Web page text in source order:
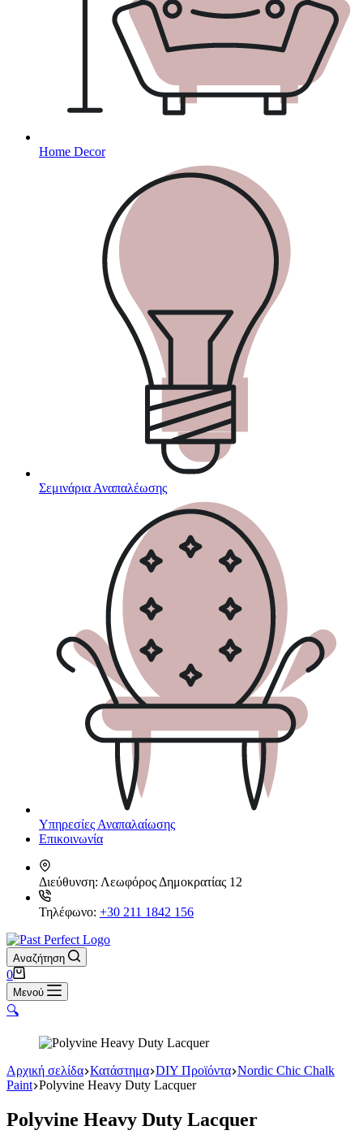
Home Decor
Σεμινάρια Αναπαλέωσης
Υπηρεσίες Αναπαλαίωσης
Επικοινωνία
Διεύθυνση: Λεωφόρος Δημοκρατίας 12
Τηλέφωνο: +30 211 1842 156
Αναζήτηση
Καλάθι
Αγορών
0
Μενού
🔍
Αρχική σελίδα Κατάστημα DIY Προϊόντα Nordic Chic Chalk
Paint Polyvine Heavy Duty Lacquer
Polyvine Heavy Duty Lacquer